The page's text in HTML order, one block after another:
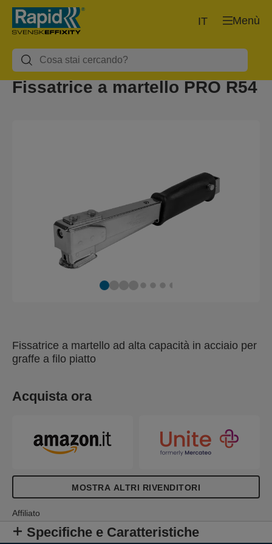
Menù
IT
Fissatrice a martello PRO R54
Fissatrice a martello ad alta capacità in acciaio per
graffe a filo piatto
Acquista ora
MOSTRA ALTRI RIVENDITORI
Affiliato
Specifiche e Caratteristiche